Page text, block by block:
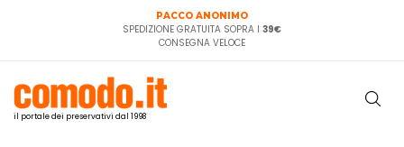
PACCO ANONIMO
SPEDIZIONE GRATUITA SOPRA I 39€
CONSEGNA VELOCE
il portale dei preservativi dal 1998